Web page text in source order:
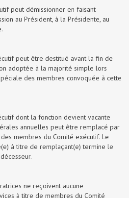
peut démissionner en faisant
au Président, à la Présidente, au
peut être destitué avant la fin de
adoptée à la majorité simple lors
des membres convoquée à cette
dont la fonction devient vacante
annuelles peut être remplacé par
membres du Comité exécutif. Le
à titre de remplaçant(e) termine le
ne reçoivent aucune
à titre de membres du Comité